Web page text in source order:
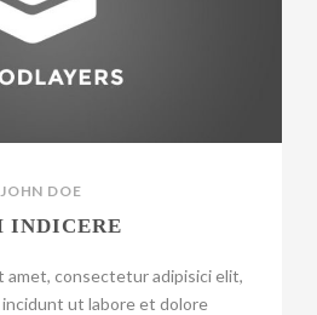
JOHN DOE
INDICERE
amet, consectetur adipisici elit,
ut labore et dolore